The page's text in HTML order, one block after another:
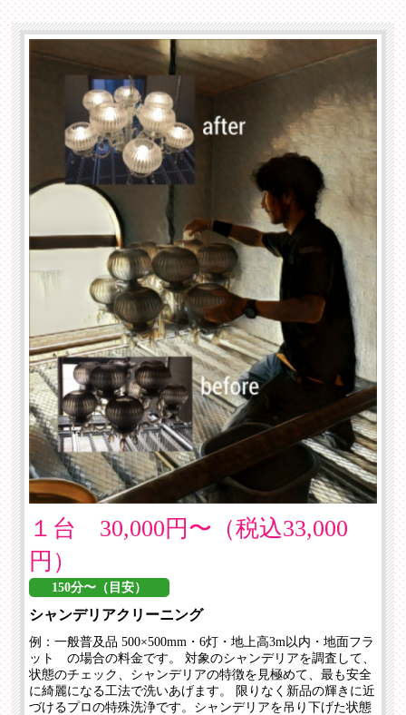
１台 30,000円〜（税込33,000
円）
150分〜（目安）
シャンデリアクリーニング
例：一般普及品 500×500mm・6灯・地上高3m以内・地面フラ
ット の場合の料金です。 対象のシャンデリアを調査して、
状態のチェック、シャンデリアの特徴を見極めて、最も安全
に綺麗になる工法で洗いあげます。 限りなく新品の輝きに近
づけるプロの特殊洗浄です。シャンデリアを吊り下げた状態